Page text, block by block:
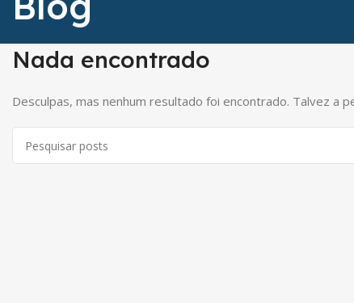
Nada encontrado
Desculpas, mas nenhum resultado foi encontrado. Talvez a